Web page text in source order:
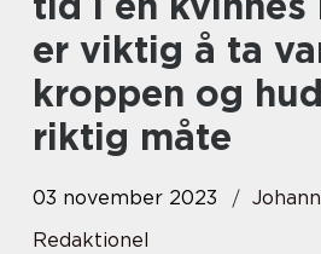
er viktig å ta
kroppen og
riktig måte
03 november 2023
Redaktionel